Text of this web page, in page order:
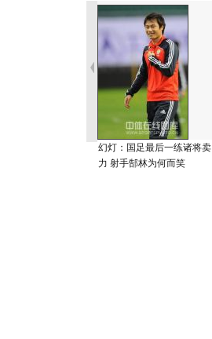
幻灯：国足最后一练诸将卖
力 射手郜林为何而笑